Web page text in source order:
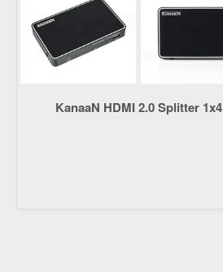
KanaaN HDMI 2.0 Splitter 1x4